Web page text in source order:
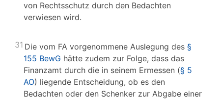
von Rechtsschutz durch den Bedachten
verwiesen wird.
31 Die vom FA vorgenommene Auslegung des §
155 BewG hätte zudem zur Folge, dass das
Finanzamt durch die in seinem Ermessen (§ 5
AO) liegende Entscheidung, ob es den
Bedachten oder den Schenker zur Abgabe einer